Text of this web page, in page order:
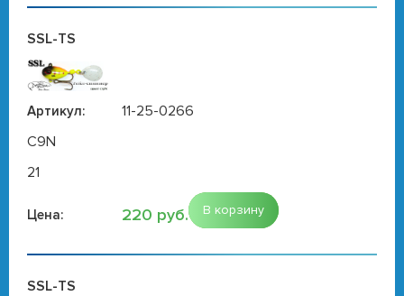
SSL-TS
Артикул:
11-25-0266
C9N
21
Цена: 220 руб. В корзину
SSL-TS